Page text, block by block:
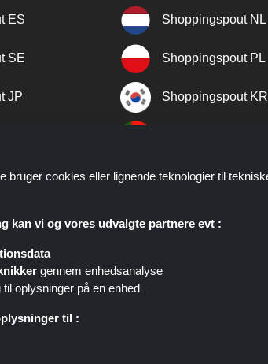
ES Shoppingspout NL
SE Shoppingspout PL
JP Shoppingspout KR
NO
Shoppingspout.com/dk eller dets personale er
bruger cookies eller lignende teknologier til
kan vi og vores udvalgte partnere evt :
gennem enhedsanalyse
oplysninger på en enhed
til :